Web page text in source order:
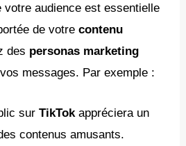
votre audience est essentielle
de votrecontenu
des personas marketing
messages. Par exemple :
surTikTokappréciera un
contenus amusants.